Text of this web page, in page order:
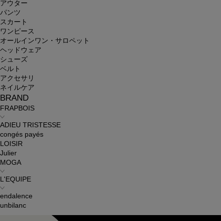
アウター
パンツ
スカート
ワンピース
オールインワン・サロペット
ヘッドウェア
シューズ
ベルト
アクセサリ
ネイルケア
BRAND
FRAPBOIS
ADIEU TRISTESSE
congés payés
LOISIR
Julier
MOGA
L'EQUIPE
endalence
unbilanc